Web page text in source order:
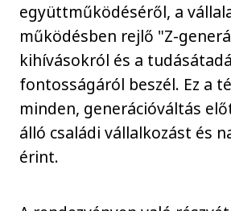
együttműködéséről, a
működésben rejlő "Z-
kihívásokról és a
fontosságáról beszél. Ez a
minden, generációváltás
álló családi vállalkozást és
érint.